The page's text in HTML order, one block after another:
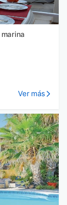
Ver más